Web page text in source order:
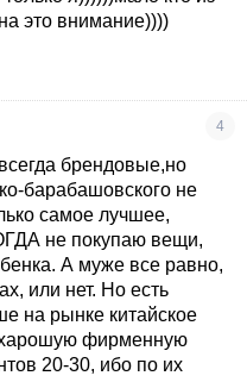
это внимание))))
4
брендовые,но
барабашовского не
самое лучшее,
не покупаю вещи,
А муже все равно,
или нет. Но есть
на рынке китайское
фирменную
20-30, ибо по их